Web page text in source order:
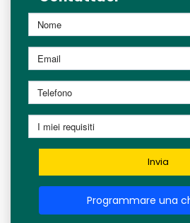
Invia
Programmare una